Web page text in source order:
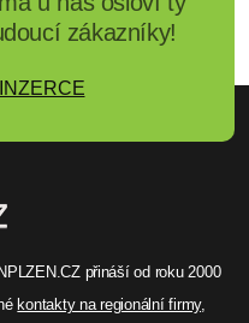
zákazníky!
přináší od roku 2000
kontakty na regionální firmy,